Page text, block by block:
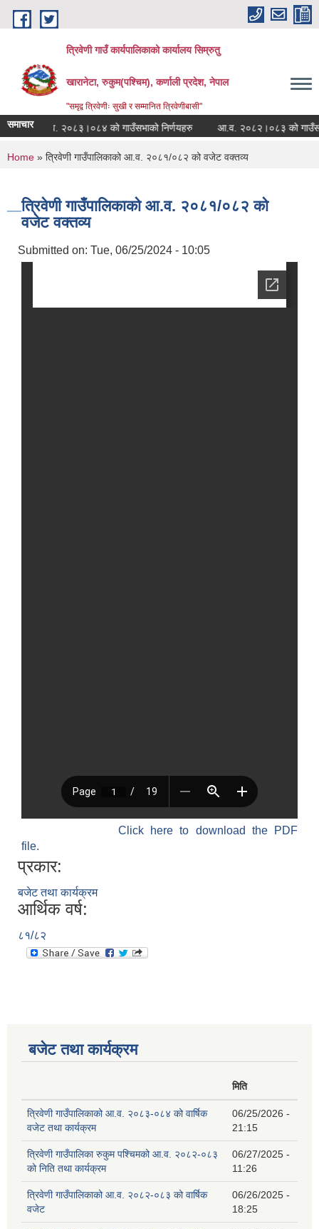
Skip to main content
त्रिवेणी गाउँ कार्यपालिकाको कार्यालय सिम्रुतु
खारानेटा, रुकुम(पश्‍चिम), कर्णाली प्रदेश, नेपाल
"समृद्व त्रिवेणीः सुखी र सम्मानित त्रिवेणीबासी"
समाचार आ.व. २०८३।०८४ को गाउँसभाको निर्णयहरु आ.व. २०८२।०८३ को
You are here
Home » त्रिवेणी गाउँपालिकाको आ.व. २०८१/०८२ को वजेट वक्तव्य
त्रिवेणी गाउँपालिकाको आ.व. २०८१/०८२ को
वजेट वक्तव्य
Submitted on: Tue, 06/25/2024 - 10:05
Click here to download the PDF
file.
प्रकार:
बजेट तथा कार्यक्रम
आर्थिक वर्ष:
८१/८२
बजेट तथा कार्यक्रम
मिति
त्रिवेणी गाउँपालिकाको आ.व. २०८३-०८४ को वार्षिक
वजेट तथा कार्यक्रम
06/25/2026 -
21:15
त्रिवेणी गाउँपालिका रुकुम पश्‍चिमको आ.व. २०८२-०८३
को निति तथा कार्यक्रम
06/27/2025 -
11:26
त्रिवेणी गाउँपालिकाको आ.व. २०८२-०८३ को वार्षिक
वजेट
06/26/2025 -
18:25